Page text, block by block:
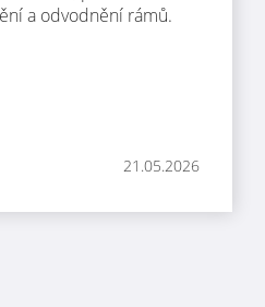
a odvodnění rámů.
21.05.2026